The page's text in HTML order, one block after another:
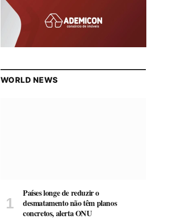
WORLD NEWS
Países longe de reduzir o
desmatamento não têm planos
concretos, alerta ONU